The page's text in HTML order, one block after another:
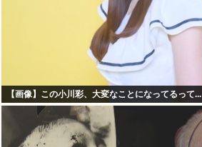
【画像】この小川彩、大変なことになってるって...